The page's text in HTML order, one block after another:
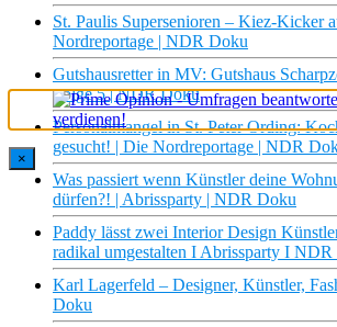
St. Paulis Supersenioren – Kiez-Kicker
Nordreportage | NDR Doku
Gutshausretter in MV: Gutshaus
Folge 5 | NDR Doku
Personalmangel in St. Peter Ording:
gesucht! | Die Nordreportage | NDR
Was passiert wenn Künstler deine
dürfen?! | Abrissparty | NDR Doku
Paddy lässt zwei Interior Design
radikal umgestalten I Abrissparty I
Karl Lagerfeld – Designer, Künstler,
Doku
×